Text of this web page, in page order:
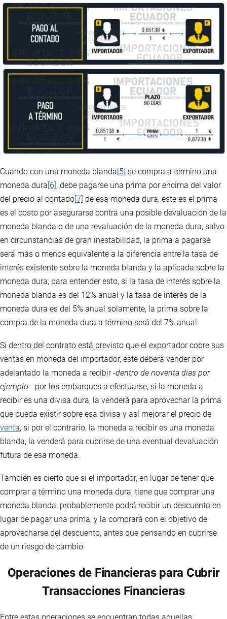
Cuando con una moneda blanda[5] se compra a término una
moneda dura[6], debe pagarse una prima por encima del valor
del precio al contado[7] de esa moneda dura, este es el prima
es el costo por asegurarse contra una posible devaluación de la
moneda blanda o de una revaluación de la moneda dura, salvo
en circunstancias de gran inestabilidad, la prima a pagarse
será más o menos equivalente a la diferencia entre la tasa de
interés existente sobre la moneda blanda y la aplicada sobre la
moneda dura, para entender esto, si la tasa de interés sobre la
moneda blanda es del 12% anual y la tasa de interés de la
moneda dura es del 5% anual solamente, la prima sobre la
compra de la moneda dura a término será del 7% anual.
Si dentro del contrato está previsto que el exportador cobre sus
ventas en moneda del importador, este deberá vender por
adelantado la moneda a recibir -dentro de noventa días por
ejemplo- por los embarques a efectuarse, si la moneda a
recibir es una divisa dura, la venderá para aprovechar la prima
que pueda existir sobre esa divisa y así mejorar el precio de
venta, si por el contrario, la moneda a recibir es una moneda
blanda, la venderá para cubrirse de una eventual devaluación
futura de esa moneda.
También es cierto que si el importador, en lugar de tener que
comprar a término una moneda dura, tiene que comprar una
moneda blanda, probablemente podrá recibir un descuento en
lugar de pagar una prima, y la comprará con el objetivo de
aprovecharse del descuento, antes que pensando en cubrirse
de un riesgo de cambio.
Operaciones de Financieras para Cubrir
Transacciones Financieras